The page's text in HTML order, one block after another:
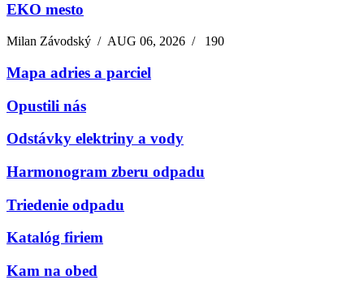
EKO mesto
Milan Závodský /AUG 06, 2026 / 190
Mapa adries a parciel
Opustili nás
Odstávky elektriny a vody
Harmonogram zberu odpadu
Triedenie odpadu
Katalóg firiem
Kam na obed